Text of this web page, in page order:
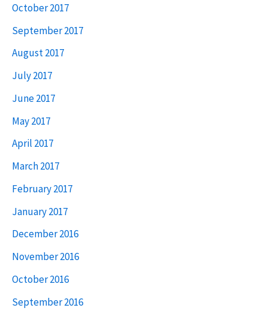
October 2017
September 2017
August 2017
July 2017
June 2017
May 2017
April 2017
March 2017
February 2017
January 2017
December 2016
November 2016
October 2016
September 2016